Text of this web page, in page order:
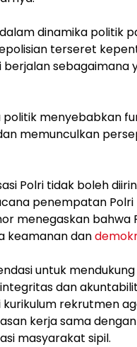
dinamika politik
terseret
berjalan
menyebabkan
memunculkan
Polri tidak boleh
penempatan
menegaskan bahwa
keamanan dan
untuk
dan
rekrutmen
kerja sama
masyarakat sipil.